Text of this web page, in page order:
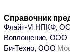
Справочник
Флайт-М НПКФ,
Воплощение, ООО
Би-Техно, ООО